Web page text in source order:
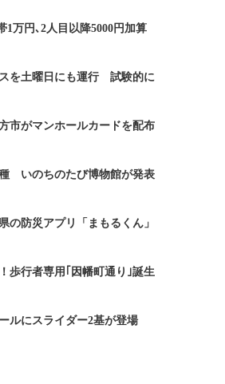
1万円､2人目以降5000円加算
を土曜日にも運行 試験的に
市がマンホールカードを配布
いのちのたび博物館が発表
防災アプリ「まもるくん」
歩行者専用｢因幡町通り｣誕生
ルにスライダー2基が登場